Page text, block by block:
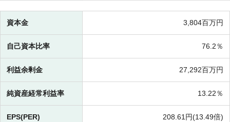
資本金 3,804百万円
自己資本比率 76.2％
利益余剰金 27,292百万円
純資産経常利益率 13.22％
EPS(PER) 208.61円(13.49倍)